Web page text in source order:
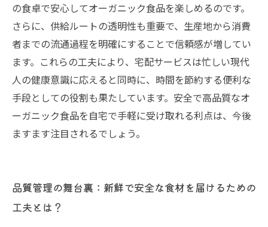
の食卓で安心してオーガニック食品を楽しめるのです。
さらに、供給ルートの透明性も重要で、生産地から消費
者までの流通過程を明確にすることで信頼感が増してい
ます。これらの工夫により、宅配サービスは忙しい現代
人の健康意識に応えると同時に、時間を節約する便利な
手段としての役割も果たしています。安全で高品質なオ
ーガニック食品を自宅で手軽に受け取れる利点は、今後
ますます注目されるでしょう。
品質管理の舞台裏：新鮮で安全な食材を届けるための
工夫とは？